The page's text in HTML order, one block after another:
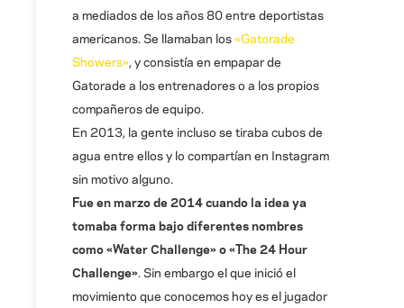
a mediados de los años 80 entre deportistas
americanos. Se llamaban los«Gatorade
Showers», y consistía en empapar de
Gatorade a los entrenadores o a los propios
compañeros de equipo.
En 2013, la gente incluso se tiraba cubos de
agua entre ellos y lo compartían en Instagram
sin motivo alguno.
Fue en marzo de 2014 cuando la idea ya
tomaba forma bajo diferentes nombres
como «Water Challenge» o «The 24 Hour
Challenge». Sin embargo el que inició el
movimiento que conocemos hoy es el jugador